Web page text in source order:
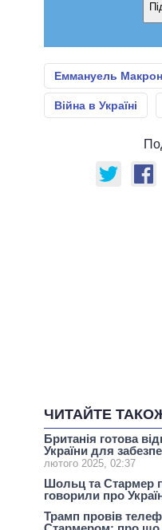
Еммануель Макрон
Війна в Україні
ЧИТАЙТЕ
Британія готова
України для
лютого 2025, 02:37
Шольц та Стармер
говорили про
Трамп провів